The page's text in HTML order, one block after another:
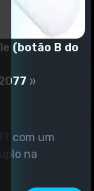
(botão B do
com um
na